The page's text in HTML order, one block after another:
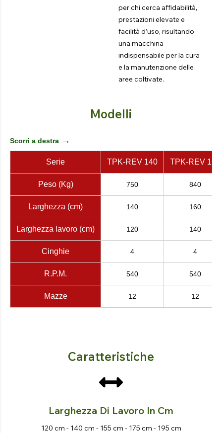
per chi cerca affidabilità,
prestazioni elevate e
facilità d’uso, risultando
una macchina
indispensabile per la cura
e la manutenzione delle
aree coltivate.
Modelli
Scorri a destra →
Serie TPK-REV 140 TPK-REV 160
Peso (Kg) 750 840
Larghezza (cm) 140 160
Larghezza lavoro (cm) 120 140
Cinghie 4 4
R.P.M. 540 540
Mazze 12 12
Caratteristiche
Larghezza Di Lavoro In Cm
120 cm - 140 cm - 155 cm - 175 cm - 195 cm